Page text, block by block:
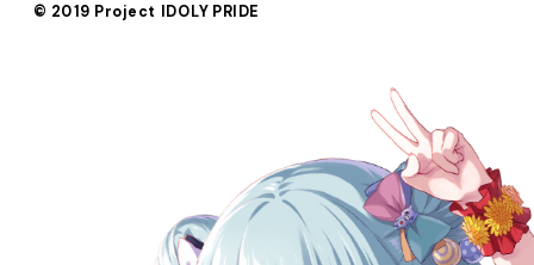
© 2019 Project IDOLY PRIDE